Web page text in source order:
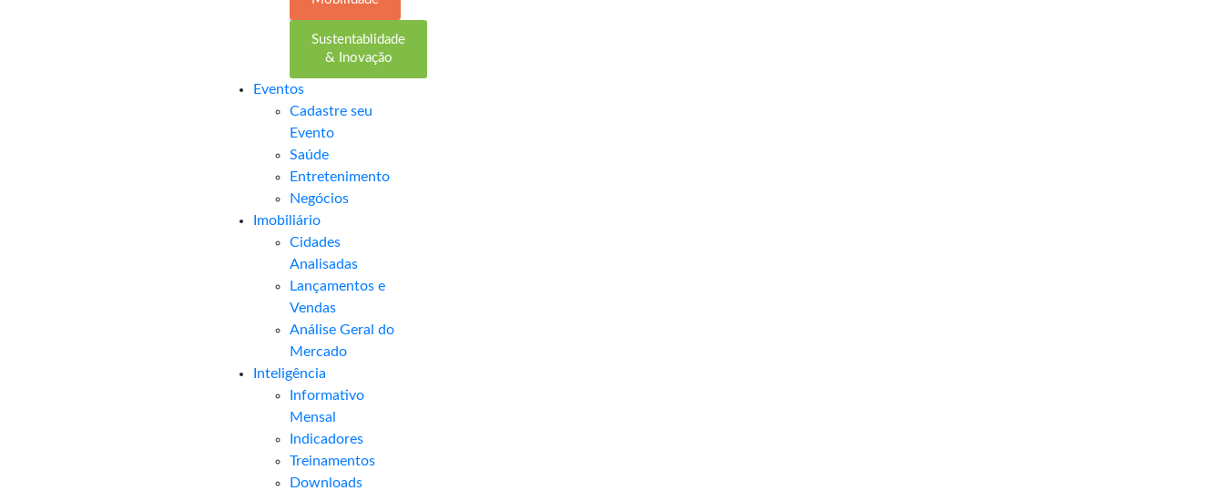
Sustentablidade
& Inovação
Eventos
Cadastre seu
Evento
Saúde
Entretenimento
Negócios
Imobiliário
Cidades
Analisadas
Lançamentos e
Vendas
Análise Geral do
Mercado
Inteligência
Informativo
Mensal​
Indicadores
Treinamentos
Downloads